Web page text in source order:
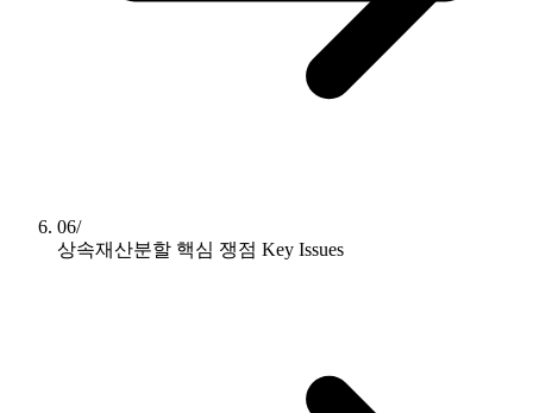
06/
상속재산분할 핵심 쟁점 Key Issues